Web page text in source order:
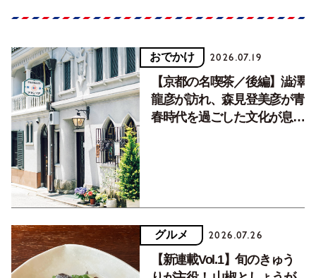
おでかけ 2026.07.19
【京都の名喫茶／後編】澁澤
龍彦が訪れ、森見登美彦が青
春時代を過ごした文化が息づ
グルメ 2026.07.26
【新連載Vol.1】旬のきゅう